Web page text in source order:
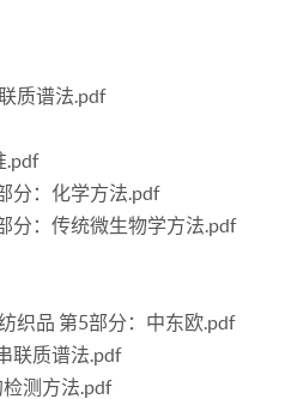
质谱法.pdf
.pdf
分：化学方法.pdf
分：传统微生物学方法.pdf
织品 第5部分：中东欧.pdf
联质谱法.pdf
测方法.pdf